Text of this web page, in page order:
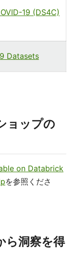
19 (DS4C)
Datasets
ョップの
on Databrick
を参照くださ
ら洞察を得